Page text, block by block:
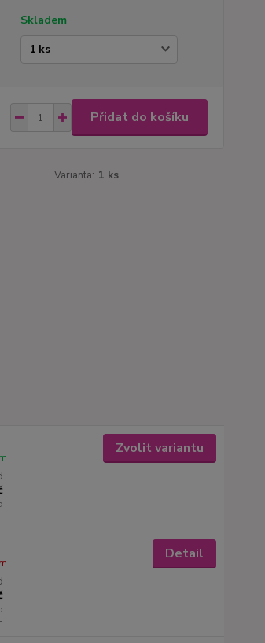
Skladem
Přidat do košíku
Varianta: 1 ks
Zvolit variantu
Detail